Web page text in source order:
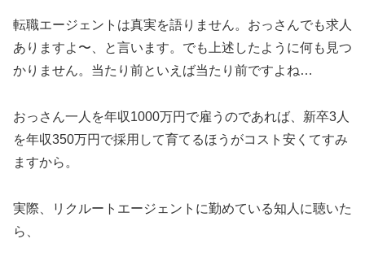
転職エージェントは真実を語りません。おっさんでも求人
ありますよ〜、と言います。でも上述したように何も見つ
かりません。当たり前といえば当たり前ですよね…
おっさん一人を年収1000万円で雇うのであれば、新卒3人
を年収350万円で採用して育てるほうがコスト安くてすみ
ますから。
実際、リクルートエージェントに勤めている知人に聴いた
ら、